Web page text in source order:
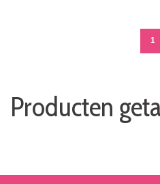
1
Producten